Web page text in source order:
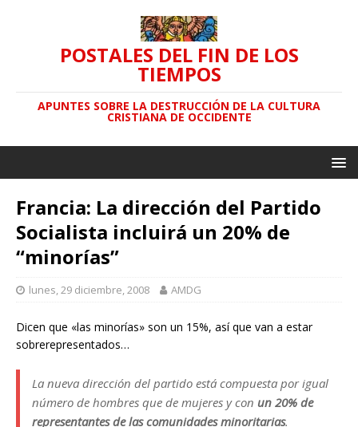
POSTALES DEL FIN DE LOS
TIEMPOS
APUNTES SOBRE LA DESTRUCCIÓN DE LA CULTURA
CRISTIANA DE OCCIDENTE
Francia: La dirección del Partido
Socialista incluirá un 20% de
“minorías”
lunes, 29 diciembre, 2008 AMDG
Dicen que «las minorías» son un 15%, así que van a estar
sobrerepresentados…
La nueva dirección del partido está compuesta por igual
número de hombres que de mujeres y con un 20% de
representantes de las comunidades minoritarias.